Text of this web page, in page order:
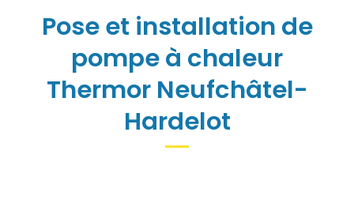
Pose et installation de
pompe à chaleur
Thermor Neufchâtel-
Hardelot